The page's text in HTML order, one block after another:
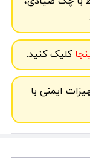
کلیک کنید.
ایمنی با